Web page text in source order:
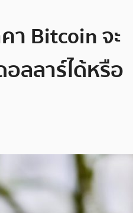
า Bitcoin จะ
ลลาร์ได้หรือ